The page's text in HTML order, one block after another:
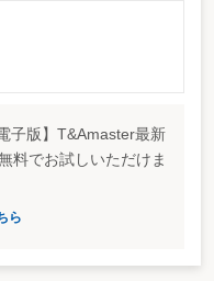
（三））など、所要の別表改正
成15年3月31日以後に終了す
当金の益金不算入制度の見直し
当金制度の廃止・旧特別修繕引
う課税ベースの見直しがスター
崩に関する別表が、申告期直
子版】T&Amaster最新
料でお試しいただけま
ら